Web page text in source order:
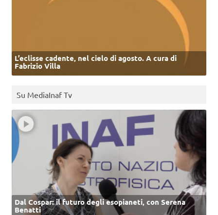
L’eclisse cadente, nel cielo di agosto. A cura di
Fabrizio Villa
Su MediaInaf Tv
Dal Cospar: il futuro degli esopianeti, con Serena
Benatti